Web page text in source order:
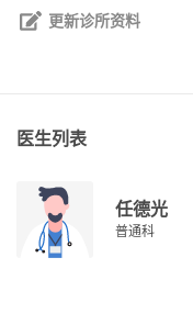
更新诊所资料
医生列表
任德光
普通科